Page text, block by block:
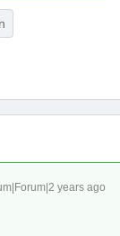
years ago